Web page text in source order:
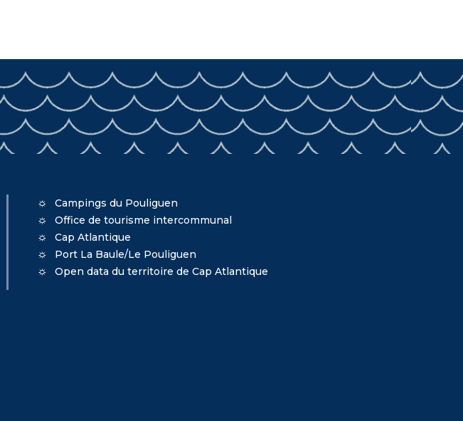
Campings du Pouliguen
Office de tourisme intercommunal
Cap Atlantique
Port La Baule/Le Pouliguen
Open data du territoire de Cap Atlantique